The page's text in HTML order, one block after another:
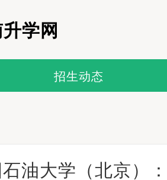
学网
招生动态
油大学（北京）